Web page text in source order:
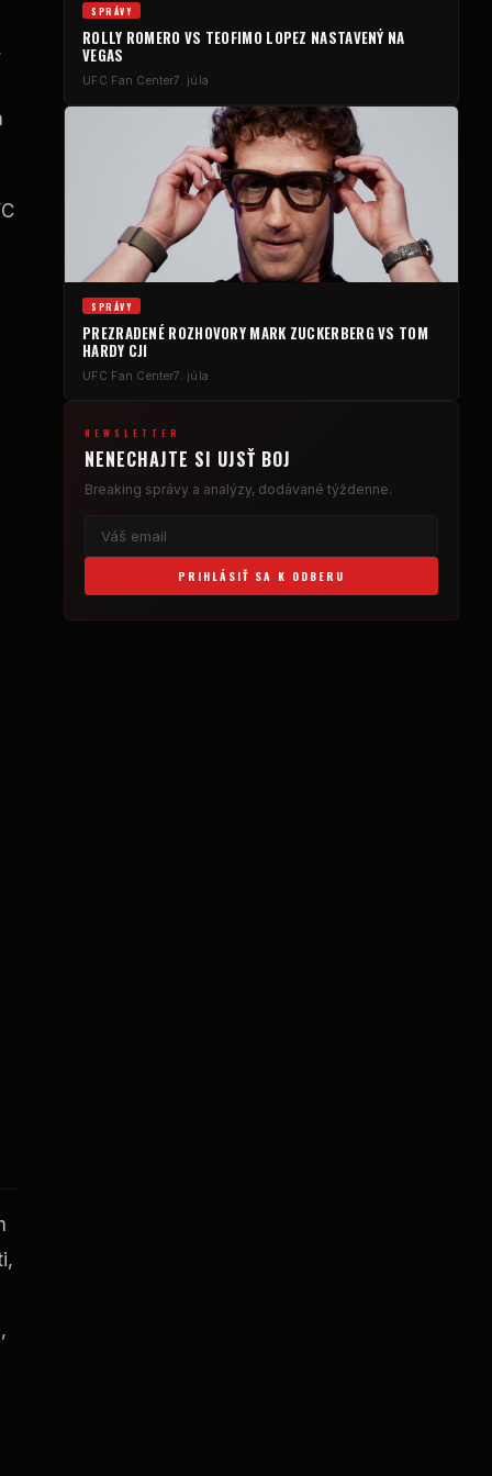
SPRÁVY
ROLLY ROMERO VS TEOFIMO LOPEZ NASTAVENÝ NA
VEGAS
UFC Fan Center7. júla
SPRÁVY
PREZRADENÉ ROZHOVORY MARK ZUCKERBERG VS TOM
HARDY CJI
UFC Fan Center7. júla
NEWSLETTER
NENECHAJTE SI UJSŤ BOJ
Breaking správy a analýzy, dodávané týždenne.
PRIHLÁSIŤ SA K ODBERU